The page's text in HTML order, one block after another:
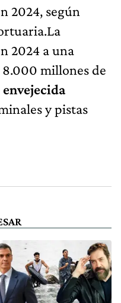
2024, según
2024 a una
millones de
envejecida
y pistas